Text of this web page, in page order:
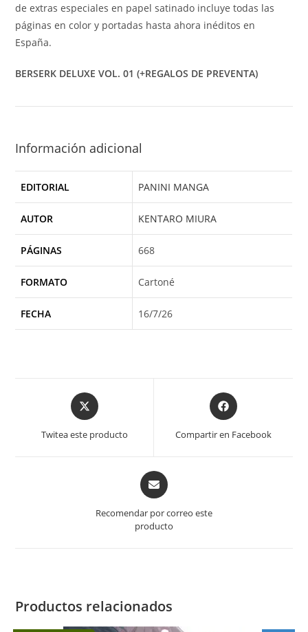
de extras especiales en papel satinado incluye todas las
páginas en color y portadas hasta ahora inéditos en
España.
BERSERK DELUXE VOL. 01 (+REGALOS DE PREVENTA)
Información adicional
EDITORIAL PANINI MANGA
AUTOR KENTARO MIURA
PÁGINAS 668
FORMATO Cartoné
FECHA 16/7/26
Opens
in
new
Twitea este producto
Opens
in
a
new
Compartir en Facebook
Opens
in
new
Recomendar por correo este
producto
Productos relacionados